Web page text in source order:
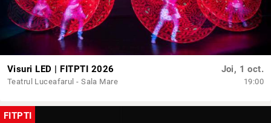
Visuri LED | FITPTI 2026
Teatrul Luceafarul - Sala Mare
Joi, 1 oct.
19:00
FITPTI